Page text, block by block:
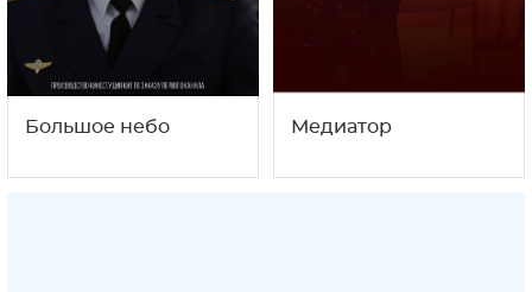
Большое небо Медиатор